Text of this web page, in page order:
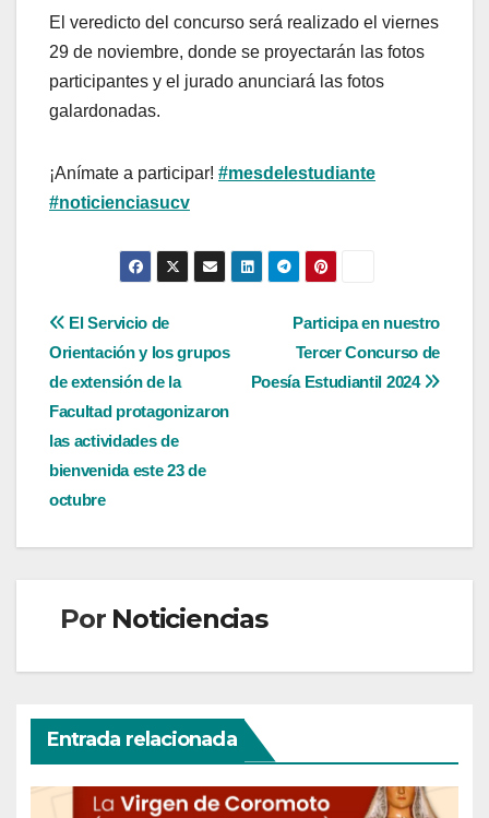
El veredicto del concurso será realizado el viernes
29 de noviembre, donde se proyectarán las fotos
participantes y el jurado anunciará las fotos
galardonadas.
¡Anímate a participar! #mesdelestudiante
#noticienciasucv
Navegación
de
entradas
Participa en nuestro
Tercer Concurso de
Poesía Estudiantil 2024
El Servicio de
Orientación y los grupos
de extensión de la
Facultad protagonizaron
las actividades de
bienvenida este 23 de
octubre
Por Noticiencias
Entrada relacionada